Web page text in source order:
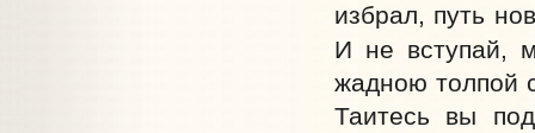
избрал, путь
И не вступай,
жадною толпой
Таитесь вы